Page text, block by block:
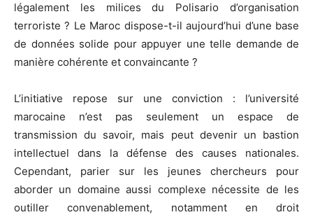
légalement les milices du Polisario d’organisation
terroriste ? Le Maroc dispose-t-il aujourd’hui d’une base
de données solide pour appuyer une telle demande de
manière cohérente et convaincante ?
L’initiative repose sur une conviction : l’université
marocaine n’est pas seulement un espace de
transmission du savoir, mais peut devenir un bastion
intellectuel dans la défense des causes nationales.
Cependant, parier sur les jeunes chercheurs pour
aborder un domaine aussi complexe nécessite de les
outiller convenablement, notamment en droit